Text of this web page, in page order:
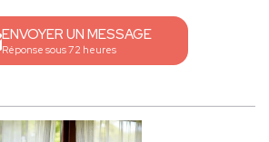
ENVOYER UN MESSAGE
Réponse sous 72 heures